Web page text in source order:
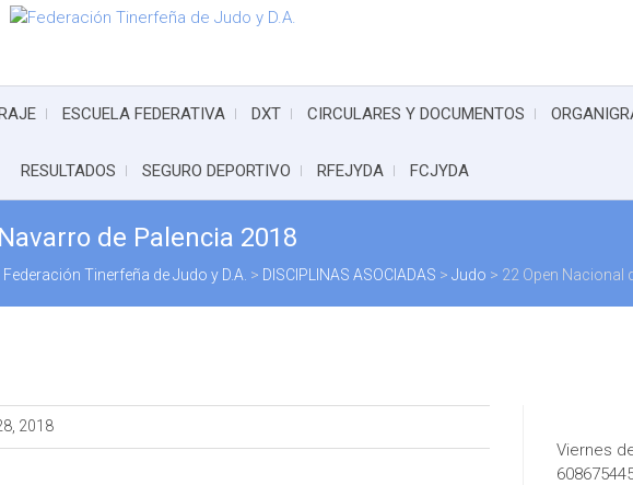
ESCUELA FEDERATIVA DXT CIRCULARES Y DOCUMENTOS
RESULTADOS SEGURO DEPORTIVO RFEJYDA FCJYDA
de Palencia 2018
Federación Tinerfeña de Judo y D.A. > DISCIPLINAS ASOCIADAS > Judo > 22 Open Nacional
2018
Viernes